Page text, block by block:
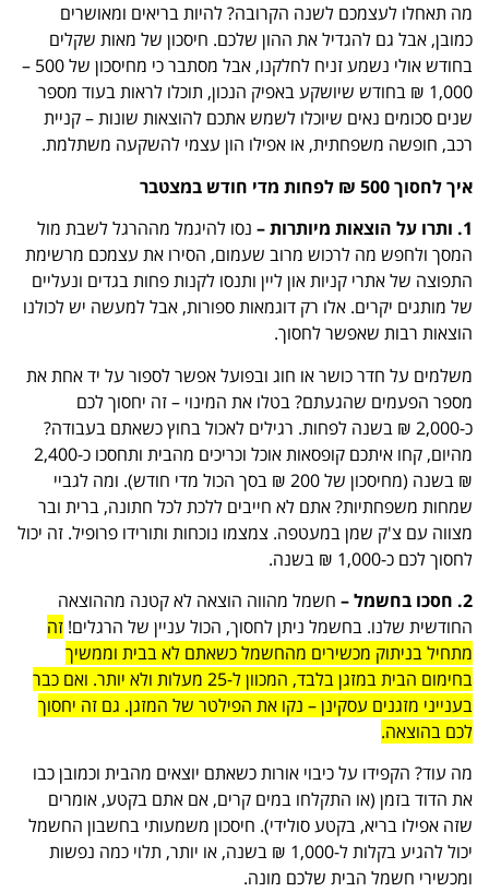
מה תאחלו לעצמכם לשנה הקרובה? להיות בריאים ומאושרים
כמובן, אבל גם להגדיל את ההון שלכם. חיסכון של מאות שקלים
בחודש אולי נשמע זניח לחלקנו, אבל מסתבר כי מחיסכון של 500 –
1,000 ₪ בחודש שיושקע באפיק הנכון, תוכלו לראות בעוד מספר
שנים סכומים נאים שיוכלו לשמש אתכם להוצאות שונות – קניית
רכב, חופשה משפחתית, או אפילו הון עצמי להשקעה משתלמת.
איך לחסוך 500 ₪ לפחות מדי חודש במצטבר
1. ותרו על הוצאות מיותרות –
נסו להיגמל מההרגל לשבת מול
המסך ולחפש מה לרכוש מרוב שעמום, הסירו את עצמכם מרשימת
התפוצה של אתרי קניות און ליין ותנסו לקנות פחות בגדים ונעליים
של מותגים יקרים. אלו רק דוגמאות ספורות, אבל למעשה יש לכולנו
הוצאות רבות שאפשר לחסוך.
משלמים על חדר כושר או חוג ובפועל אפשר לספור על יד אחת את
מספר הפעמים שהגעתם? בטלו את המינוי – זה יחסוך לכם
כ-2,000 ₪ בשנה לפחות. רגילים לאכול בחוץ כשאתם בעבודה?
מהיום, קחו איתכם קופסאות אוכל וכריכים מהבית ותחסכו כ-2,400
₪ בשנה (מחיסכון של 200 ₪ בסך הכול מדי חודש). ומה לגביי
שמחות משפחתיות? אתם לא חייבים ללכת לכל חתונה, ברית ובר
מצווה עם צ'ק שמן במעטפה. צמצמו נוכחות ותורידו פרופיל. זה יכול
לחסוך לכם כ-1,000 ₪ בשנה.
2. חסכו בחשמל –
חשמל מהווה הוצאה לא קטנה מההוצאה
החודשית שלנו. בחשמל ניתן לחסוך, הכול עניין של הרגלים! זה
מתחיל בניתוק מכשירים מהחשמל כשאתם לא בבית וממשיך
בחימום הבית במזגן בלבד, המכוון ל-25 מעלות ולא יותר. ואם כבר
בענייני מזגנים עסקינן – נקו את הפילטר של המזגן. גם זה יחסוך
לכם בהוצאה.
מה עוד? הקפידו על כיבוי אורות כשאתם יוצאים מהבית וכמובן כבו
את הדוד בזמן (או התקלחו במים קרים, אם אתם בקטע, אומרים
שזה אפילו בריא, בקטע סולידי). חיסכון משמעותי בחשבון החשמל
יכול להגיע בקלות ל-1,000 ₪ בשנה, או יותר, תלוי כמה נפשות
ומכשירי חשמל הבית שלכם מונה.